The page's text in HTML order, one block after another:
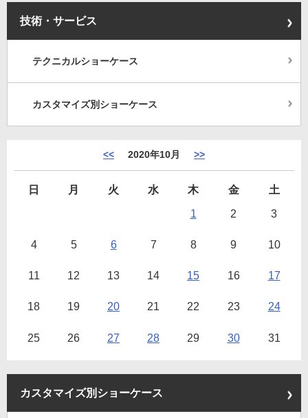
技術・サービス
テクニカルショーケース
カスタマイズ別ショーケース
<< 2020年10月 >>
日 月 火 水 木 金
土
1
2 3
4 5 6 7 8 9 10
11 12 13 14 15 16 17
18 19 20 21 22 23 24
25 26 27 28 29 30 31
カスタマイズ別ショーケース